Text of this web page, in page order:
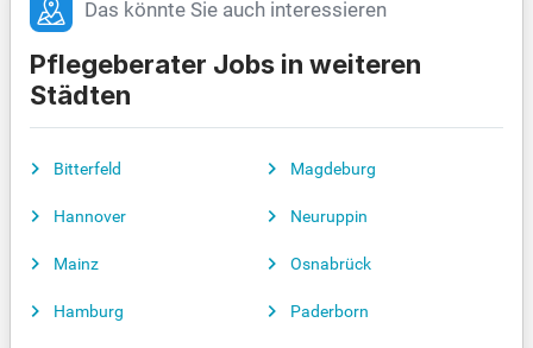
Das könnte Sie auch interessieren
Pflegeberater Jobs in weiteren
Städten
Bitterfeld
Hannover
Mainz
Hamburg
Magdeburg
Neuruppin
Osnabrück
Paderborn